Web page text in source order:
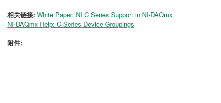
相关链接: White Paper: NI C Series Support in NI-DAQmx
NI-DAQmx Help: C Series Device Groupings
附件: